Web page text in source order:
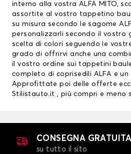
interno alla vostra ALFA MITO,
assortite al vostro tappetino
su misura secondo le sagome
personalizzarli secondo il vostro
scelta di colori seguendo le
grado di offrirvi anche una
il vostro ordine sui tappetini
completo di coprisedili ALFA e un
Approfittate poi delle offerte
Stilistauto.it , più compri e meno
CONSEGNA
su tutto il sito